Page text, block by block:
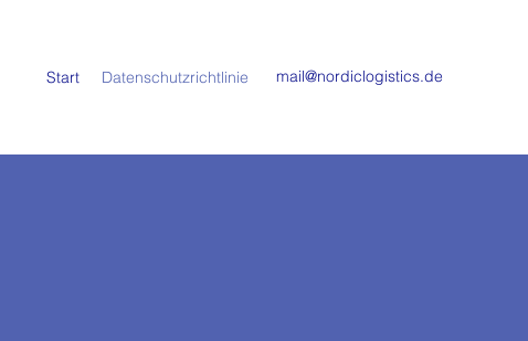
Start Datenschutzrichtlinie mail@nordiclogistics.de